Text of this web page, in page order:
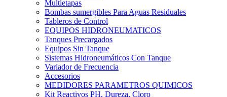
Multietapas
Bombas sumergibles Para Aguas Residuales
Tableros de Control
EQUIPOS HIDRONEUMATICOS
Tanques Precargados
Equipos Sin Tanque
Sistemas Hidroneumáticos Con Tanque
Variador de Frecuencia
Accesorios
MEDIDORES PARAMETROS QUIMICOS
Kit Reactivos PH, Dureza, Cloro